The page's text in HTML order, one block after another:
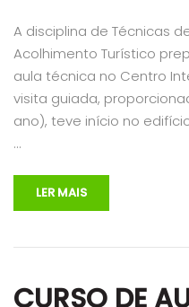
A disciplina de Técnicas
Acolhimento Turístico
aula técnica no Centro
visita guiada,
ano), teve início no
…
LER MAIS
CURSO DE